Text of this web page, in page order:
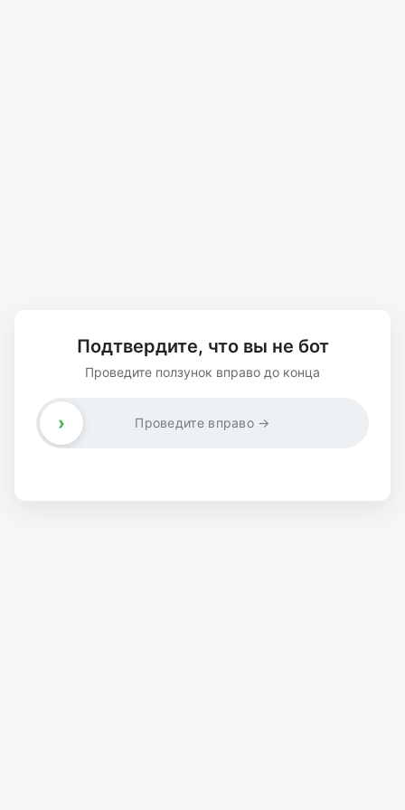
Подтвердите, что вы не бот
Проведите ползунок вправо до конца
Проведите вправо →
›